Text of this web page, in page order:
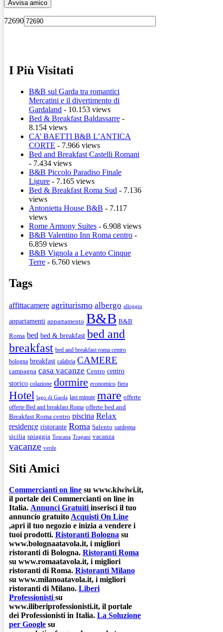
72690
I Più Visitati
B&B sul Garda tra romantici
Mercatini e il divertimento di
Gardaland - 10.153 views
Bed & Breakfast Baldassarre -
8.154 views
CA’ BAETTI B&B L’ANTICA
CORTE - 7.966 views
Bed and Breakfast Castelli Romani
- 7.434 views
B&B Piccolo Paradiso Finale
Ligure - 7.165 views
Bed & Breakfast Roma Sud - 7.136
views
Antonietta House B&B - 7.117
views
Rome Armony Suites - 6.908 views
B&B Valentino Inn Roma centro -
6.859 views
B&B Vignola a Levanto Cinque
Terre - 6.760 views
Tags
affittacamere agriturismo albergo alloggio
appartamenti appartamento B&B B&B
Roma bed bed & breakfast bed and
breakfast bed and breakfast roma centro
bologna breakfast calabria CAMERE
campagna casa vacanze Centro centro
storico colazione dormire economico fiera
Hotel lago di Garda last minute mare offerte
offerte Bed and breakfast Roma offerte bed and
Breakfast Roma centro piscina Relax
residence ristorante Roma Salento sardegna
sicilia spiaggia Toscana Trapani vacanza
vacanze verde
Siti Amici
Commercianti on line su www.kiwiwi.it,
il portale dei Commercianti on line in
Italia. Annunci Gratuiti inserisci il tuo
annuncio gratuito Acquisti On Line
,apri il tuo negozio e inizia a vendere i
tuoi prodotti. Ristoranti Bologna su
www.bolognaatavola.it, i migliori
ristoranti di Bologna. Ristoranti Roma
su www.romaatavola.it, i migliori
ristoranti di Roma. Ristoranti Milano
su www.milanoatavola.it, i migliori
ristoranti di Milano. Liberi
Professionisti su
www.iliberiprofessionisti.it, il portale
dei Professionisti in Italia. La Soluzione
per Google su